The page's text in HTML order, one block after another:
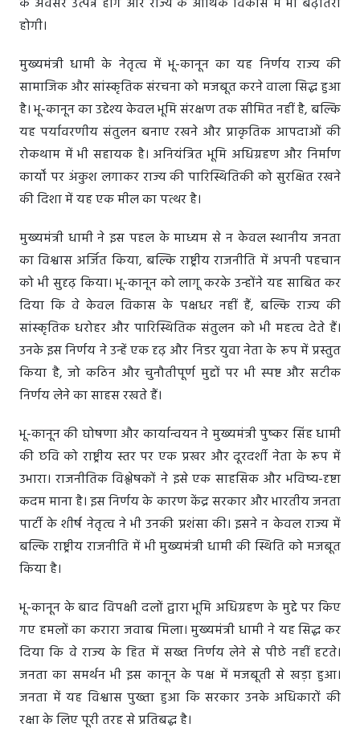
के अवसर उत्पन्न होंगे और राज्य के आर्थिक विकास में भी बढ़ोतरी
होगी।
मुख्यमंत्री धामी के नेतृत्व में भू-कानून का यह निर्णय राज्य की
सामाजिक और सांस्कृतिक संरचना को मजबूत करने वाला सिद्ध हुआ
है। भू-कानून का उद्देश्य केवल भूमि संरक्षण तक सीमित नहीं है, बल्कि
यह पर्यावरणीय संतुलन बनाए रखने और प्राकृतिक आपदाओं की
रोकथाम में भी सहायक है। अनियंत्रित भूमि अधिग्रहण और निर्माण
कार्यों पर अंकुश लगाकर राज्य की पारिस्थितिकी को सुरक्षित रखने
की दिशा में यह एक मील का पत्थर है।
मुख्यमंत्री धामी ने इस पहल के माध्यम से न केवल स्थानीय जनता
का विश्वास अर्जित किया, बल्कि राष्ट्रीय राजनीति में अपनी पहचान
को भी सुदृढ़ किया। भू-कानून को लागू करके उन्होंने यह साबित कर
दिया कि वे केवल विकास के पक्षधर नहीं हैं, बल्कि राज्य की
सांस्कृतिक धरोहर और पारिस्थितिक संतुलन को भी महत्व देते हैं।
उनके इस निर्णय ने उन्हें एक दृढ़ और निडर युवा नेता के रूप में प्रस्तुत
किया है, जो कठिन और चुनौतीपूर्ण मुद्दों पर भी स्पष्ट और सटीक
निर्णय लेने का साहस रखते हैं।
भू-कानून की घोषणा और कार्यान्वयन ने मुख्यमंत्री पुष्कर सिंह धामी
की छवि को राष्ट्रीय स्तर पर एक प्रखर और दूरदर्शी नेता के रूप में
उभारा। राजनीतिक विश्लेषकों ने इसे एक साहसिक और भविष्य-दृष्टा
कदम माना है। इस निर्णय के कारण केंद्र सरकार और भारतीय जनता
पार्टी के शीर्ष नेतृत्व ने भी उनकी प्रशंसा की। इसने न केवल राज्य में
बल्कि राष्ट्रीय राजनीति में भी मुख्यमंत्री धामी की स्थिति को मजबूत
किया है।
भू-कानून के बाद विपक्षी दलों द्वारा भूमि अधिग्रहण के मुद्दे पर किए
गए हमलों का करारा जवाब मिला। मुख्यमंत्री धामी ने यह सिद्ध कर
दिया कि वे राज्य के हित में सख्त निर्णय लेने से पीछे नहीं हटते।
जनता का समर्थन भी इस कानून के पक्ष में मजबूती से खड़ा हुआ।
जनता में यह विश्वास पुख्ता हुआ कि सरकार उनके अधिकारों की
रक्षा के लिए पूरी तरह से प्रतिबद्ध है।